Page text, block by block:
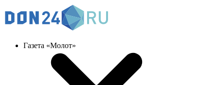
Газета «Молот»